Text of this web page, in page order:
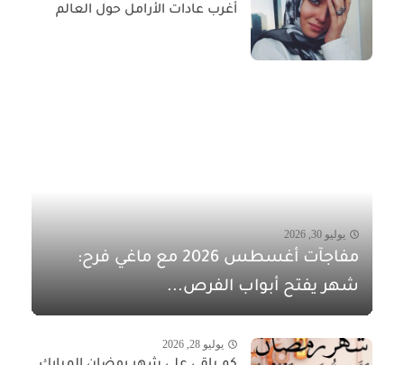
أغرب عادات الأرامل حول العالم
يوليو 30, 2026
مفاجآت أغسطس 2026 مع ماغي فرح:
شهر يفتح أبواب الفرص...
يوليو 28, 2026